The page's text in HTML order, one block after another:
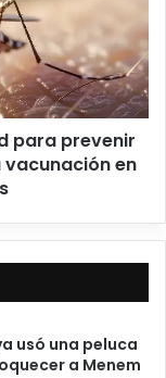
para prevenir
en
usó una peluca
a Menem